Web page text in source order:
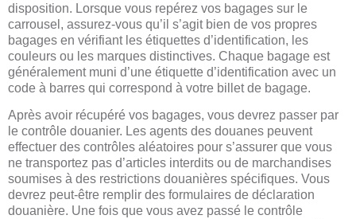
disposition. Lorsque vous repérez vos bagages sur le
carrousel, assurez-vous qu’il s’agit bien de vos propres
bagages en vérifiant les étiquettes d’identification, les
couleurs ou les marques distinctives. Chaque bagage est
généralement muni d’une étiquette d’identification avec un
code à barres qui correspond à votre billet de bagage.
Après avoir récupéré vos bagages, vous devrez passer par
le contrôle douanier. Les agents des douanes peuvent
effectuer des contrôles aléatoires pour s’assurer que vous
ne transportez pas d’articles interdits ou de marchandises
soumises à des restrictions douanières spécifiques. Vous
devrez peut-être remplir des formulaires de déclaration
douanière. Une fois que vous avez passé le contrôle